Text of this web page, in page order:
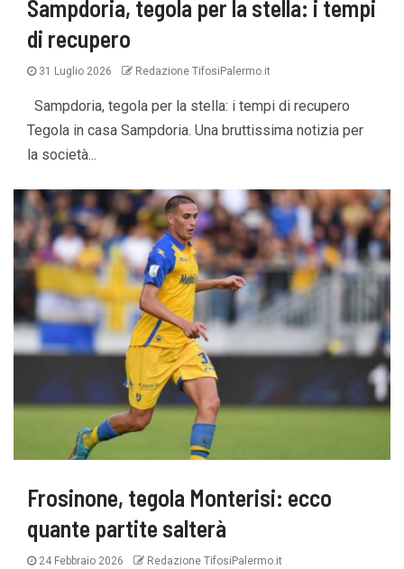
Sampdoria, tegola per la stella: i tempi
di recupero
31 Luglio 2026 Redazione TifosiPalermo.it
Sampdoria, tegola per la stella: i tempi di recupero
Tegola in casa Sampdoria. Una bruttissima notizia per
la società...
Frosinone, tegola Monterisi: ecco
quante partite salterà
24 Febbraio 2026 Redazione TifosiPalermo.it